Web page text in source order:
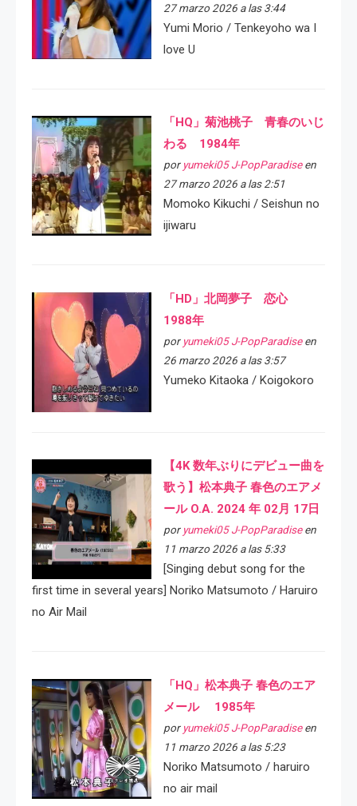
27 marzo 2026 a las 3:44
Yumi Morio / Tenkeyoho wa I
love U
「HQ」菊池桃子 青春のいじ
わる 1984年
por yumeki05 J-PopParadiseen
27 marzo 2026 a las 2:51
Momoko Kikuchi / Seishun no
ijiwaru
「HD」北岡夢子 恋心
1988年
por yumeki05 J-PopParadiseen
26 marzo 2026 a las 3:57
Yumeko Kitaoka / Koigokoro
【4K 数年ぶりにデビュー曲を
歌う】松本典子 春色のエアメ
ール O.A. 2024 年 02月 17日
por yumeki05 J-PopParadiseen
11 marzo 2026 a las 5:33
[Singing debut song for the
first time in several years] Noriko Matsumoto / Haruiro
no Air Mail
「HQ」松本典子 春色のエア
メール 1985年
por yumeki05 J-PopParadiseen
11 marzo 2026 a las 5:23
Noriko Matsumoto / haruiro
no air mail